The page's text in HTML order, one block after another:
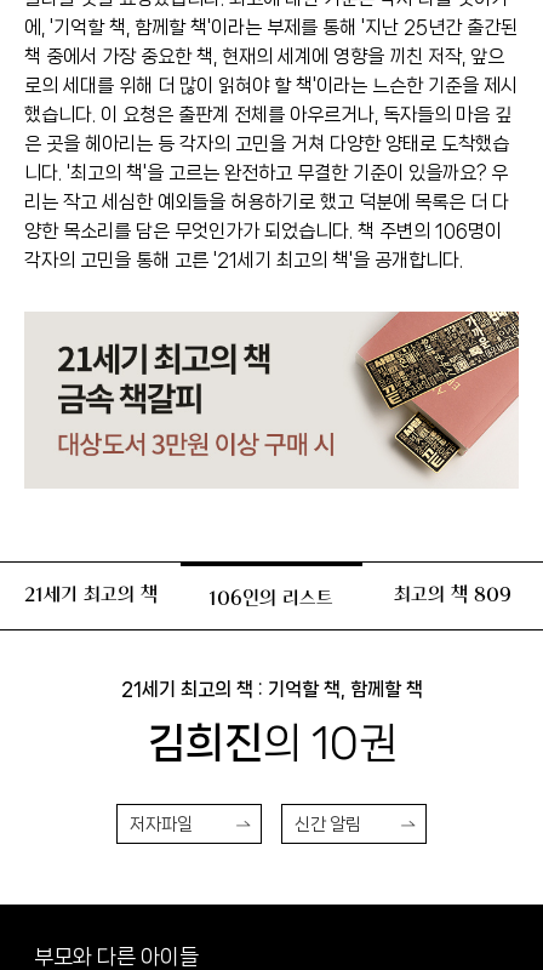
에, '기억할 책, 함께할 책'이라는 부제를 통해 '지난 25년간 출간된
책 중에서 가장 중요한 책, 현재의 세계에 영향을 끼친 저작, 앞으
로의 세대를 위해 더 많이 읽혀야 할 책'이라는 느슨한 기준을 제시
했습니다. 이 요청은 출판계 전체를 아우르거나, 독자들의 마음 깊
은 곳을 헤아리는 등 각자의 고민을 거쳐 다양한 양태로 도착했습
니다. '최고의 책'을 고르는 완전하고 무결한 기준이 있을까요? 우
리는 작고 세심한 예외들을 허용하기로 했고 덕분에 목록은 더 다
양한 목소리를 담은 무엇인가가 되었습니다. 책 주변의 106명이
각자의 고민을 통해 고른 '21세기 최고의 책'을 공개합니다.
21세기 최고의 책 106인의 리스트 최고의 책 809
21세기 최고의 책 : 기억할 책, 함께할 책
김희진의 10권
저자파일 신간 알림
부모와 다른 아이들